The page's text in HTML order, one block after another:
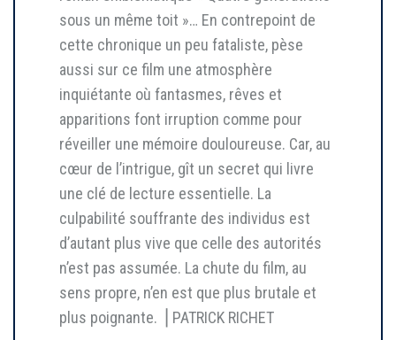
sous un même toit »… En contrepoint de
cette chronique un peu fataliste, pèse
aussi sur ce film une atmosphère
inquiétante où fantasmes, rêves et
apparitions font irruption comme pour
réveiller une mémoire douloureuse. Car, au
cœur de l’intrigue, gît un secret qui livre
une clé de lecture essentielle. La
culpabilité souffrante des individus est
d’autant plus vive que celle des autorités
n’est pas assumée. La chute du film, au
sens propre, n’en est que plus brutale et
plus poignante. ⎥ PATRICK RICHET